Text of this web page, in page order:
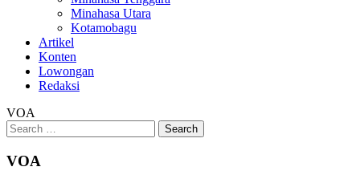
Minahasa Utara
Kotamobagu
Artikel
Konten
Lowongan
Redaksi
VOA
Search
for:
VOA